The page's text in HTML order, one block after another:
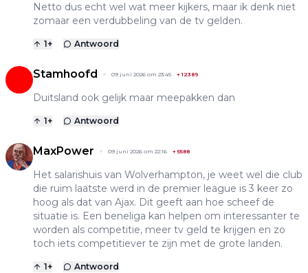
Netto dus echt wel wat meer kijkers, maar ik denk niet
zomaar een verdubbeling van de tv gelden.
1+ Antwoord
Stamhoofd 09 juni 2026 om 23:45 +12389
Duitsland ook gelijk maar meepakken dan
1+ Antwoord
MaxPower 09 juni 2026 om 22:16 +5588
Het salarishuis van Wolverhampton, je weet wel die club
die ruim laatste werd in de premier league is 3 keer zo
hoog als dat van Ajax. Dit geeft aan hoe scheef de
situatie is. Een beneliga kan helpen om interessanter te
worden als competitie, meer tv geld te krijgen en zo
toch iets competitiever te zijn met de grote landen.
1+ Antwoord